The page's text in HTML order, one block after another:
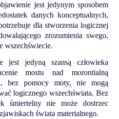
jest jedynym sposobem
danych konceptualnych,
dla stworzenia logicznej
zrozumienia swego,
wszechświecie.
jest jedyną szansą człowieka
mostu nad morontialną
bez pomocy moty, nie mogą
logicznego wszechświata. Bez
śmiertelny nie może dostrzec
świata materialnego.